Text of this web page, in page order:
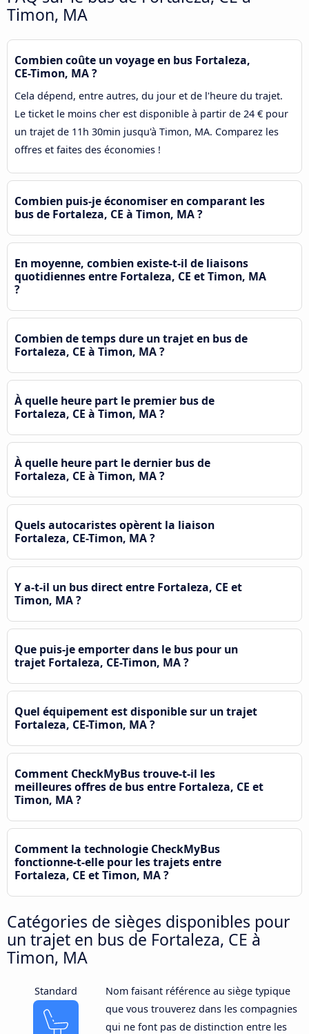
Timon, MA
Combien coûte un voyage en bus Fortaleza,
CE-Timon, MA ?
Cela dépend, entre autres, du jour et de l'heure du trajet.
Le ticket le moins cher est disponible à partir de 24 € pour
un trajet de 11h 30min jusqu'à Timon, MA. Comparez les
offres et faites des économies !
Combien puis-je économiser en comparant les
bus de Fortaleza, CE à Timon, MA ?
En moyenne, combien existe-t-il de liaisons
quotidiennes entre Fortaleza, CE et Timon, MA
?
Combien de temps dure un trajet en bus de
Fortaleza, CE à Timon, MA ?
À quelle heure part le premier bus de
Fortaleza, CE à Timon, MA ?
À quelle heure part le dernier bus de
Fortaleza, CE à Timon, MA ?
Quels autocaristes opèrent la liaison
Fortaleza, CE-Timon, MA ?
Y a-t-il un bus direct entre Fortaleza, CE et
Timon, MA ?
Que puis-je emporter dans le bus pour un
trajet Fortaleza, CE-Timon, MA ?
Quel équipement est disponible sur un trajet
Fortaleza, CE-Timon, MA ?
Comment CheckMyBus trouve-t-il les
meilleures offres de bus entre Fortaleza, CE et
Timon, MA ?
Comment la technologie CheckMyBus
fonctionne-t-elle pour les trajets entre
Fortaleza, CE et Timon, MA ?
Catégories de sièges disponibles pour
un trajet en bus de Fortaleza, CE à
Timon, MA
Standard
Nom faisant référence au siège typique
que vous trouverez dans les compagnies
qui ne font pas de distinction entre les